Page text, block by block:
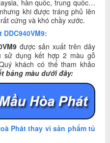
hàn quốc, trung quốc…
khi được tráng phủ lên
cứng và khó chầy xước.
được sản xuất trên dây
sử dụng kết hợp 2 màu gỗ
khách có thể tham khảo
bảng màu dưới đây:
Phát thay vì sản phẩm tủ